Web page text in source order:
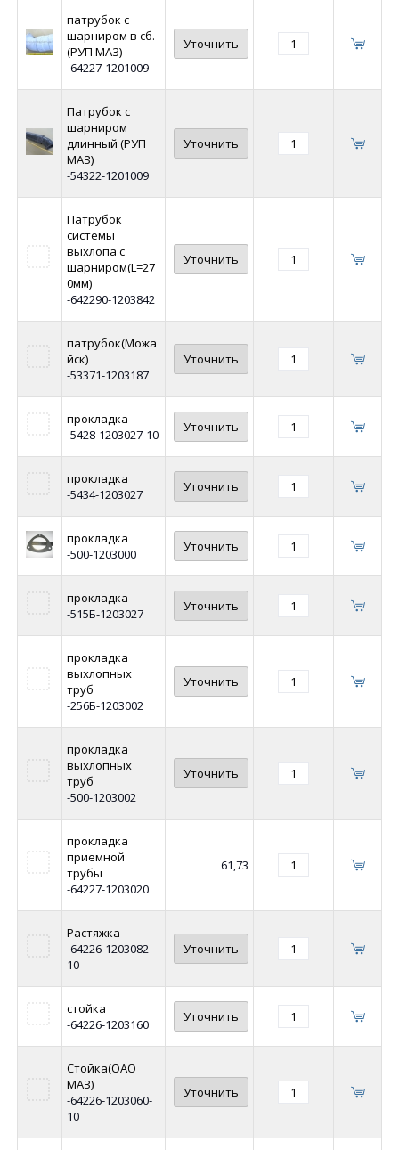
патрубок с
шарниром в сб.
(РУП МАЗ)
-64227-1201009
Уточнить
Патрубок с
шарниром
длинный (РУП
МАЗ)
-54322-1201009
Уточнить
Патрубок
системы
выхлопа с
шарниром(L=27
0мм)
-642290-1203842
Уточнить
патрубок(Можа
йск)
-53371-1203187
Уточнить
прокладка
-5428-1203027-10
Уточнить
прокладка
-5434-1203027
Уточнить
прокладка
-500-1203000
Уточнить
прокладка
-515Б-1203027
Уточнить
прокладка
выхлопных
труб
-256Б-1203002
Уточнить
прокладка
выхлопных
труб
-500-1203002
Уточнить
прокладка
приемной
трубы
-64227-1203020
61,73
Растяжка
-64226-1203082-
10
Уточнить
стойка
-64226-1203160
Уточнить
Стойка(ОАО
МАЗ)
-64226-1203060-
10
Уточнить